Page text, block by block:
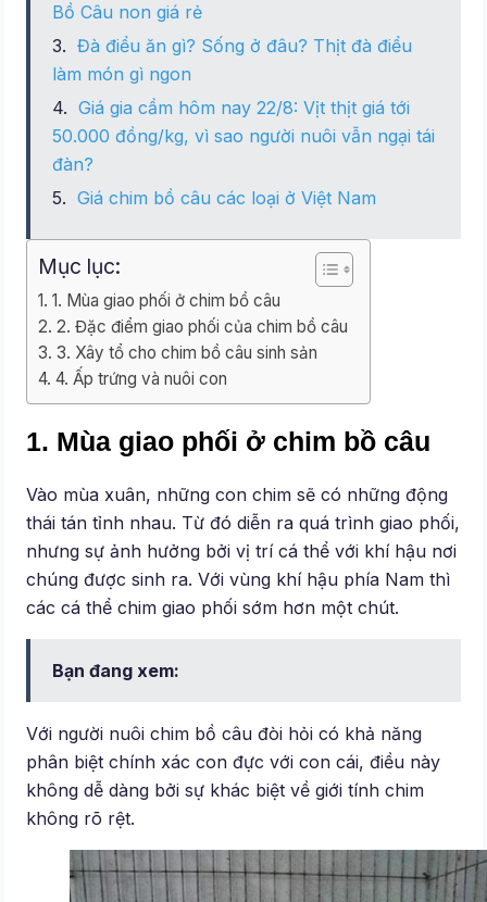
Bồ Câu non giá rẻ
Đà điểu ăn gì? Sống ở đâu? Thịt đà điểu
làm món gì ngon
Giá gia cầm hôm nay 22/8: Vịt thịt giá tới
50.000 đồng/kg, vì sao người nuôi vẫn ngại tái
đàn?
Giá chim bồ câu các loại ở Việt Nam
Mục lục:
1. Mùa giao phối ở chim bồ câu
2. Đặc điểm giao phối của chim bồ câu
3. Xây tổ cho chim bồ câu sinh sản
4. Ấp trứng và nuôi con
1. Mùa giao phối ở chim bồ câu
Vào mùa xuân, những con chim sẽ có những động
thái tán tỉnh nhau. Từ đó diễn ra quá trình giao phối,
nhưng sự ảnh hưởng bởi vị trí cá thể với khí hậu nơi
chúng được sinh ra. Với vùng khí hậu phía Nam thì
các cá thể chim giao phối sớm hơn một chút.
Bạn đang xem:
Với người nuôi chim bồ câu đòi hỏi có khả năng
phân biệt chính xác con đực với con cái, điều này
không dễ dàng bởi sự khác biệt về giới tính chim
không rõ rệt.